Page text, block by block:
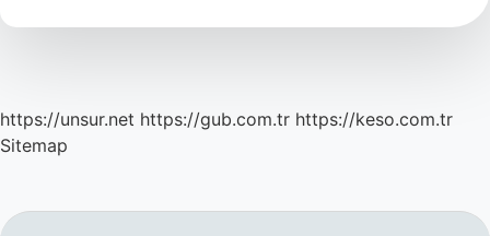
Kimdir
https://unsur.net https://gub.com.tr https://keso.com.tr
Sitemap